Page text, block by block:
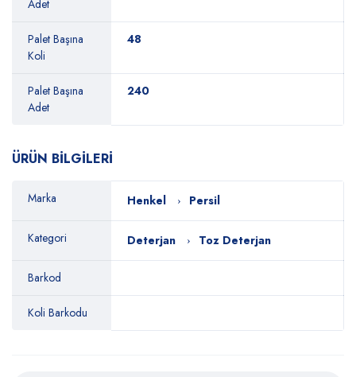
Adet
Palet Başına
Koli
48
Palet Başına
Adet
240
ÜRÜN BİLGİLERİ
Marka Henkel Persil
Kategori Deterjan Toz Deterjan
Barkod
Koli Barkodu